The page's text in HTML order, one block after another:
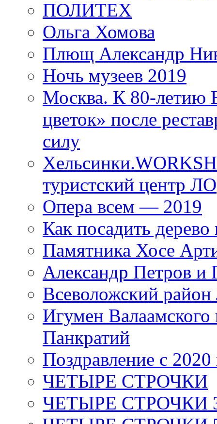
ПОЛИТЕХ
Ольга Хомова
Плющ Александр
Ночь музеев 2019
Москва. К 80-
цветок» после
силу
туристский центр ЛО
Опера всем — 2019
Как посадить дерево
Памятника Хосе
Александр Петров и
Всеволожский район
Игумен
Панкратий
Поздравление с 2020
ЧЕТЫРЕ СТРОЧКИ
ЧЕТЫРЕ СТРОЧКИ 3